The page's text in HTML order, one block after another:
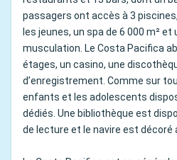
passagers ont accès à 3
les jeunes, un spa de 6 000 m²
musculation. Le Costa Pacifica
étages, un casino, une
d’enregistrement. Comme sur
enfants et les adolescents
dédiés. Une bibliothèque est
de lecture et le navire est décoré